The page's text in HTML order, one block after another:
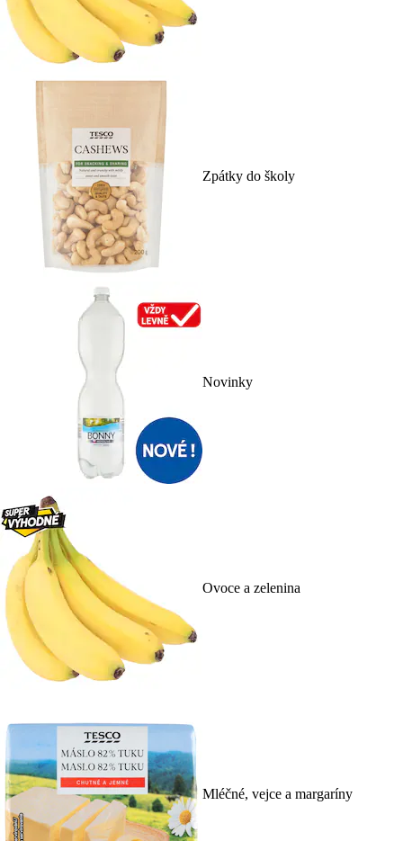
Zpátky do školy
Novinky
Ovoce a zelenina
Mléčné, vejce a margaríny